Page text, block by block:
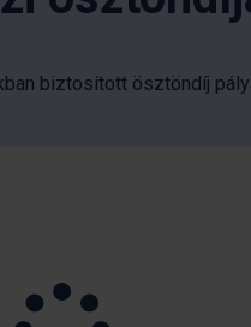
biztosított ösztöndíj